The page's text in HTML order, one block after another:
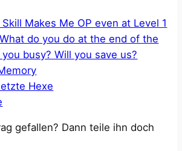
Makes Me OP even at Level 1
do you do at the end of the
busy? Will you save us?
Hexe
gefallen? Dann teile ihn doch